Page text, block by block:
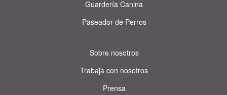
Guardería Canina
Paseador de Perros
Sobre nosotros
Trabaja con nosotros
Prensa